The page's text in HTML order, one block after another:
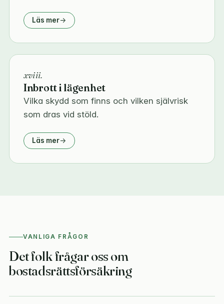
Läs mer
xviii.
Inbrott i lägenhet
Vilka skydd som finns och vilken självrisk
som dras vid stöld.
Läs mer
VANLIGA FRÅGOR
Det folk frågar oss om
bostadsrättsförsäkring